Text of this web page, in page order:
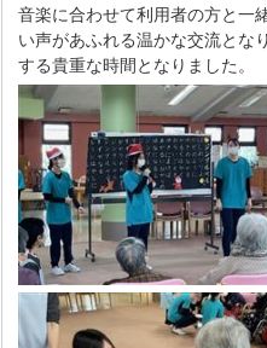
音楽に合わせて利用者の方と一
い声があふれる温かな交流とな
する貴重な時間となりました。